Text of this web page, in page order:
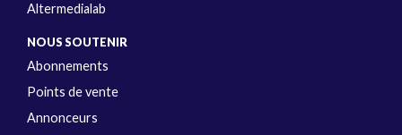
Altermedialab
NOUS SOUTENIR
Abonnements
Points de vente
Annonceurs